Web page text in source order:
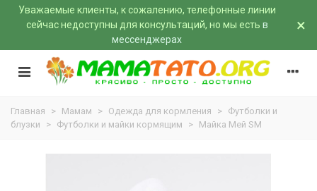
Уважаемые клиенты, к сожалению, телефонные линии
сейчас недоступны для консультаций, но мы есть в
мессенджерах
×
Главная > Мамам > Одежда для кормления > Футболки и
блузки
> Футболки и майки кормящим > Майка Мей SM